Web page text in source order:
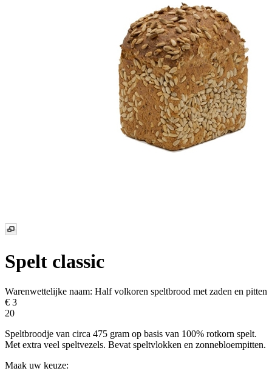
Spelt classic
Warenwettelijke naam: Half volkoren speltbrood met zaden en pitten
€ 3
20
Speltbroodje van circa 475 gram op basis van 100% rotkorn spelt.
Met extra veel speltvezels. Bevat speltvlokken en zonnebloempitten.
Maak uw keuze: